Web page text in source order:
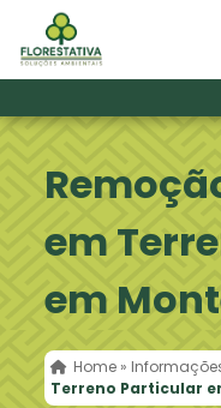
em
em
Home »
Terreno Particular